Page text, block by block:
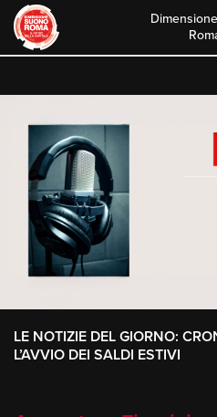
content
LE NOTIZIE DEL GIORNO:
L’AVVIO DEI SALDI ESTIVI